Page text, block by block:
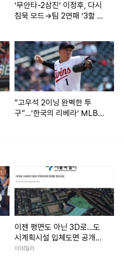
‘무안타-2삼진’ 이정후, 다시
침묵 모드→팀 2연패 ‘3할 타
“고우석 2이닝 완벽한 투
구”…‘한국의 리베라’ MLB
이젠 평면도 아닌 3D로…도
시계획시설 입체도면 공개된
다
이데일리